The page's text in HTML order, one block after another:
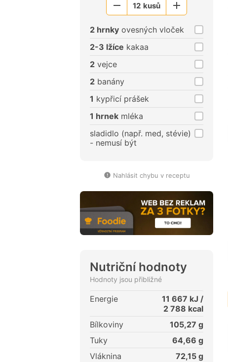
Menší12 kusů
Větší
2 hrnky ovesných vloček
2-3 lžíce kakaa
2 vejce
2 banány
1 kypřicí prášek
1 hrnek mléka
sladidlo (např. med, stévie)
- nemusí být
Nahlásit chybu v receptu
Nutriční hodnoty
Hodnoty jsou přibližné
Energie 11 667 kJ /
2 788 kcal
Bílkoviny
105,27 g
Tuky
64,66 g
Vláknina
72,15 g